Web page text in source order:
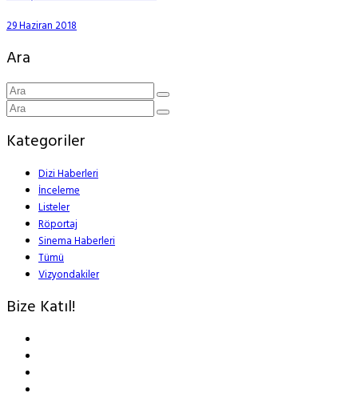
29 Haziran 2018
Ara
Kategoriler
Dizi Haberleri
İnceleme
Listeler
Röportaj
Sinema Haberleri
Tümü
Vizyondakiler
Bize Katıl!